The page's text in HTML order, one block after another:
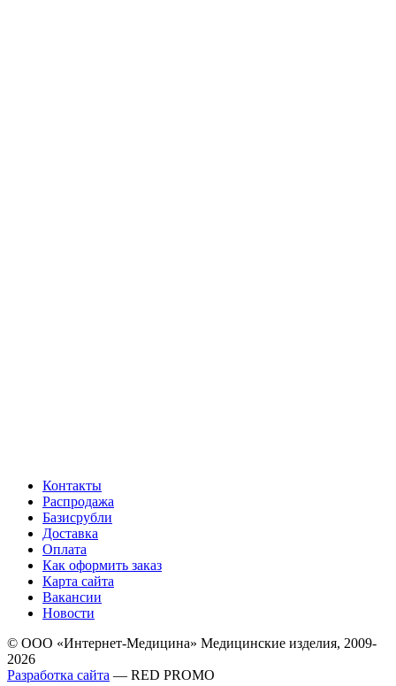
Контакты
Распродажа
Базисрубли
Доставка
Оплата
Как оформить заказ
Карта сайта
Вакансии
Новости
© ООО «Интернет-Медицина» Медицинские изделия, 2009-
2026
Разработка сайта — RED PROMO